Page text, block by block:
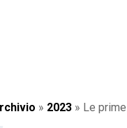
» 2023 » Le